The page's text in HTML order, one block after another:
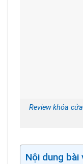
Review khóa
Nội dung bài